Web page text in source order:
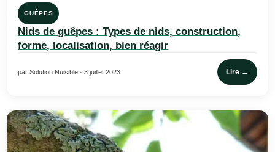
GUÊPES
Nids de guêpes : Types de nids, construction,
forme, localisation, bien réagir
par Solution Nuisible · 3 juillet 2023 Lire →